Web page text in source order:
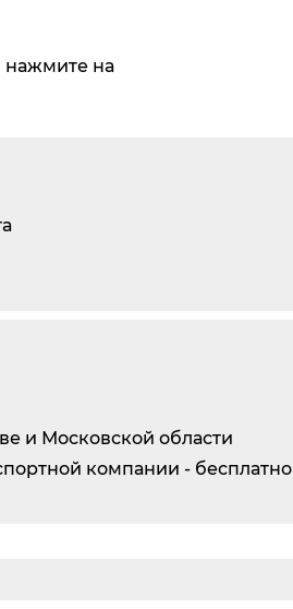
нажмите на
и Московской области
компании - бесплатно